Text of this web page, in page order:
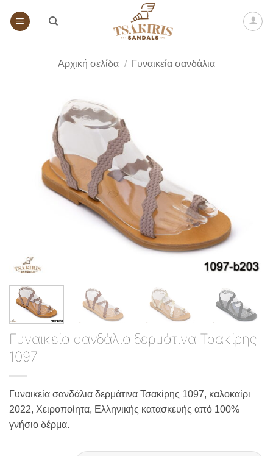
στο
Αρχική σελίδα / Γυναικεία σανδάλια
Γυναικεία σανδάλια δερμάτινα Τσακίρης
1097
Γυναικεία σανδάλια δερμάτινα Τσακίρης 1097, καλοκαίρι
2022, Χειροποίητα, Ελληνικής κατασκευής από 100%
γνήσιο δέρμα.